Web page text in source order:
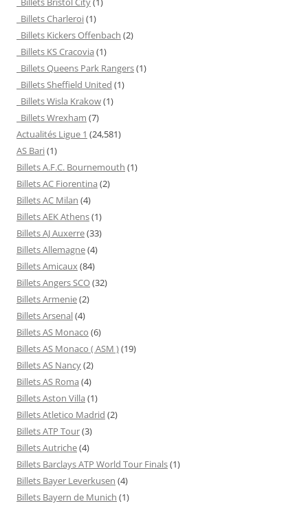
Billets Charleroi(1)
Billets Kickers Offenbach (2)
Billets KS Cracovia (1)
Billets Queens Park Rangers(1)
Billets Sheffield United (1)
Billets Wisla Krakow(1)
Billets Wrexham (7)
Actualités Ligue 1 (24,581)
AS Bari(1)
Billets A.F.C. Bournemouth (1)
Billets AC Fiorentina (2)
Billets AC Milan (4)
Billets AEK Athens(1)
Billets AJ Auxerre(33)
Billets Allemagne(4)
Billets Amicaux(84)
Billets Angers SCO(32)
Billets Armenie(2)
Billets Arsenal(4)
Billets AS Monaco (6)
Billets AS Monaco ( ASM )(19)
Billets AS Nancy(2)
Billets AS Roma (4)
Billets Aston Villa (1)
Billets Atletico Madrid (2)
Billets ATP Tour(3)
Billets Autriche(4)
Billets Barclays ATP World Tour Finals(1)
Billets Bayer Leverkusen (4)
Billets Bayern de Munich (1)